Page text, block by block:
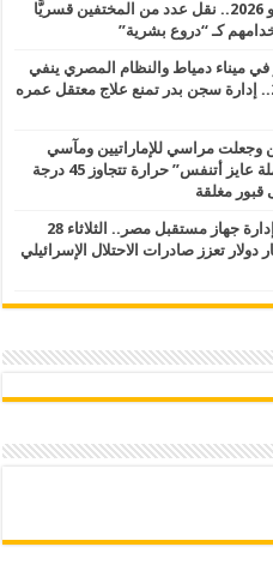
اسم أوكرانيا والإمارات.. الجمعة 31 يوليو 2026.. نقل عدد من المختفين قسريًّا
كـ “دروع بشرية”
ميناء دمياط والنظام المصري ينفي
ثم يقر ويعترف.. الخميس 30 يوليو 2026.. إدارة سجن بدر تمنع علاج معتقل عمره
وجعلت مراسي للإماراتيين ومآسي
للمصريين.. الأربعاء 29 يوليو 2026.. “حملة عايز أتنفس” حرارة تتجاوز 45 درجة
صيد بأمر عسكري بحيرة البردويل تحت إدارة جهاز مستقبل مصر.. الثلاثاء 28
صفقة غاز محتملة بـ 20 مليار دولار تعزز صادرات الاحتلال الإسرائيلي